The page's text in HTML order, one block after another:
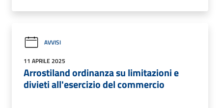
AVVISI
11 APRILE 2025
Arrostiland ordinanza su limitazioni e
divieti all'esercizio del commercio